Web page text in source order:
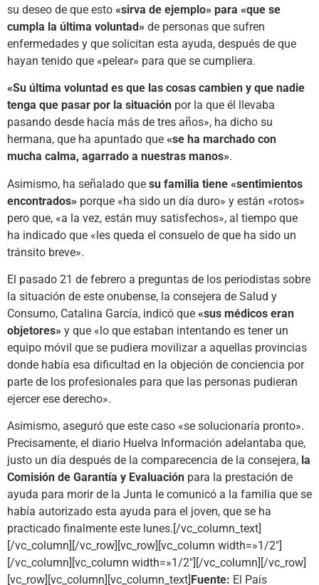
su deseo de que esto «sirva de ejemplo» para «que se
cumpla la última voluntad» de personas que sufren
enfermedades y que solicitan esta ayuda, después de que
hayan tenido que «pelear» para que se cumpliera.
«Su última voluntad es que las cosas cambien y que nadie
tenga que pasar por la situación por la que él llevaba
pasando desde hacía más de tres años», ha dicho su
hermana, que ha apuntado que «se ha marchado con
mucha calma, agarrado a nuestras manos».
Asimismo, ha señalado que su familia tiene «sentimientos
encontrados» porque «ha sido un día duro» y están «rotos»
pero que, «a la vez, están muy satisfechos», al tiempo que
ha indicado que «les queda el consuelo de que ha sido un
tránsito breve».
El pasado 21 de febrero a preguntas de los periodistas sobre
la situación de este onubense, la consejera de Salud y
Consumo, Catalina García, indicó que «sus médicos eran
objetores» y que «lo que estaban intentando es tener un
equipo móvil que se pudiera movilizar a aquellas provincias
donde había esa dificultad en la objeción de conciencia por
parte de los profesionales para que las personas pudieran
ejercer ese derecho».
Asimismo, aseguró que este caso «se solucionaría pronto».
Precisamente, el diario Huelva Información adelantaba que,
justo un día después de la comparecencia de la consejera, la
Comisión de Garantía y Evaluación para la prestación de
ayuda para morir de la Junta le comunicó a la familia que se
había autorizado esta ayuda para el joven, que se ha
practicado finalmente este lunes.[/vc_column_text]
[/vc_column][/vc_row][vc_row][vc_column width=»1/2″]
[/vc_column][vc_column width=»1/2″][/vc_column][/vc_row]
[vc_row][vc_column][vc_column_text] Fuente: El País